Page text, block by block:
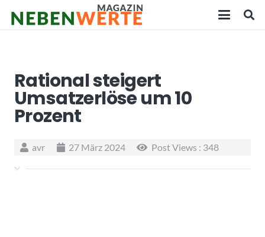
Rational steigert
Umsatzerlöse um 10
Prozent
avr 27 März 2024 Post Views : 348